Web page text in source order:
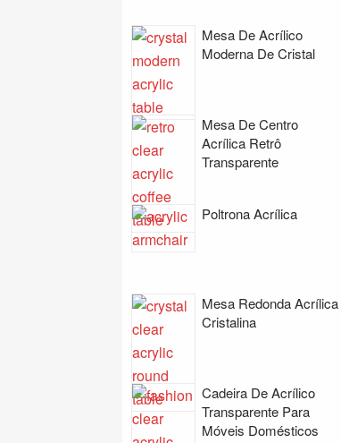
Mesa De Acrílico
Moderna De Cristal
Mesa De Centro
Acrílica Retrô
Transparente
Poltrona Acrílica
Mesa Redonda Acrílica
Cristalina
Cadeira De Acrílico
Transparente Para
Móveis Domésticos